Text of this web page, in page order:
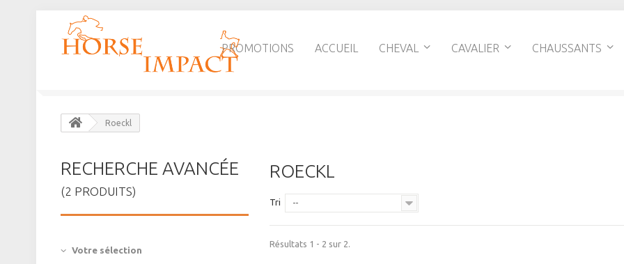
PROMOTIONS ACCUEIL CHEVAL CAVALIER CHAUSSANTS
Roeckl
ROECKL
Tri --
Résultats 1 - 2 sur 2.
RECHERCHE AVANCÉE
(2 PRODUITS)
Votre sélection